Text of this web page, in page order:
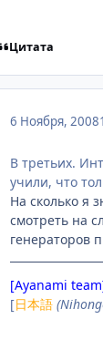
Цитата
6 Ноября, 2008
В третьих.
учили, что
На сколько я
смотреть на
генераторов
[Ayanami
[日本語